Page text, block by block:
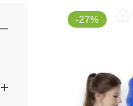
-27%